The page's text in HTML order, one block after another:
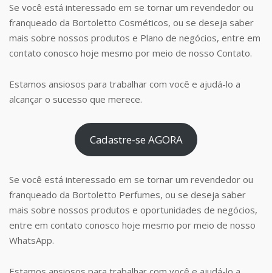
Se você está interessado em se tornar um revendedor ou
franqueado da Bortoletto Cosméticos, ou se deseja saber
mais sobre nossos produtos e Plano de negócios, entre em
contato conosco hoje mesmo por meio de nosso Contato.
Estamos ansiosos para trabalhar com você e ajudá-lo a
alcançar o sucesso que merece.
Cadastre-se AGORA
Se você está interessado em se tornar um revendedor ou
franqueado da Bortoletto Perfumes, ou se deseja saber
mais sobre nossos produtos e oportunidades de negócios,
entre em contato conosco hoje mesmo por meio de nosso
WhatsApp.